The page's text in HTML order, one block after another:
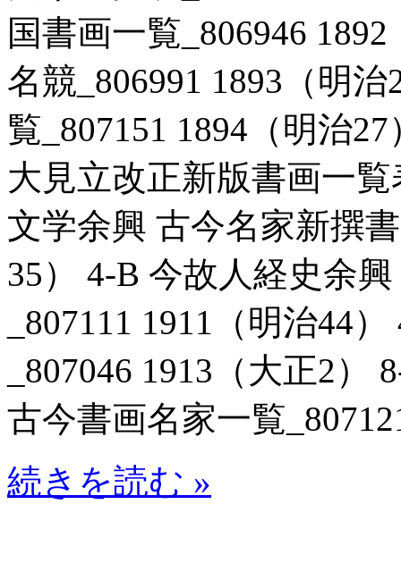
国書画一覧_806946
名競_806991 1893（明
覧_807151 1894（明治
大見立改正新版書画一覧
文学余興 古今名家新撰
35） 4-B 今故人経史余
_807111 1911（明治44
_807046 1913（大正2
古今書画名家一覧
続きを読む »